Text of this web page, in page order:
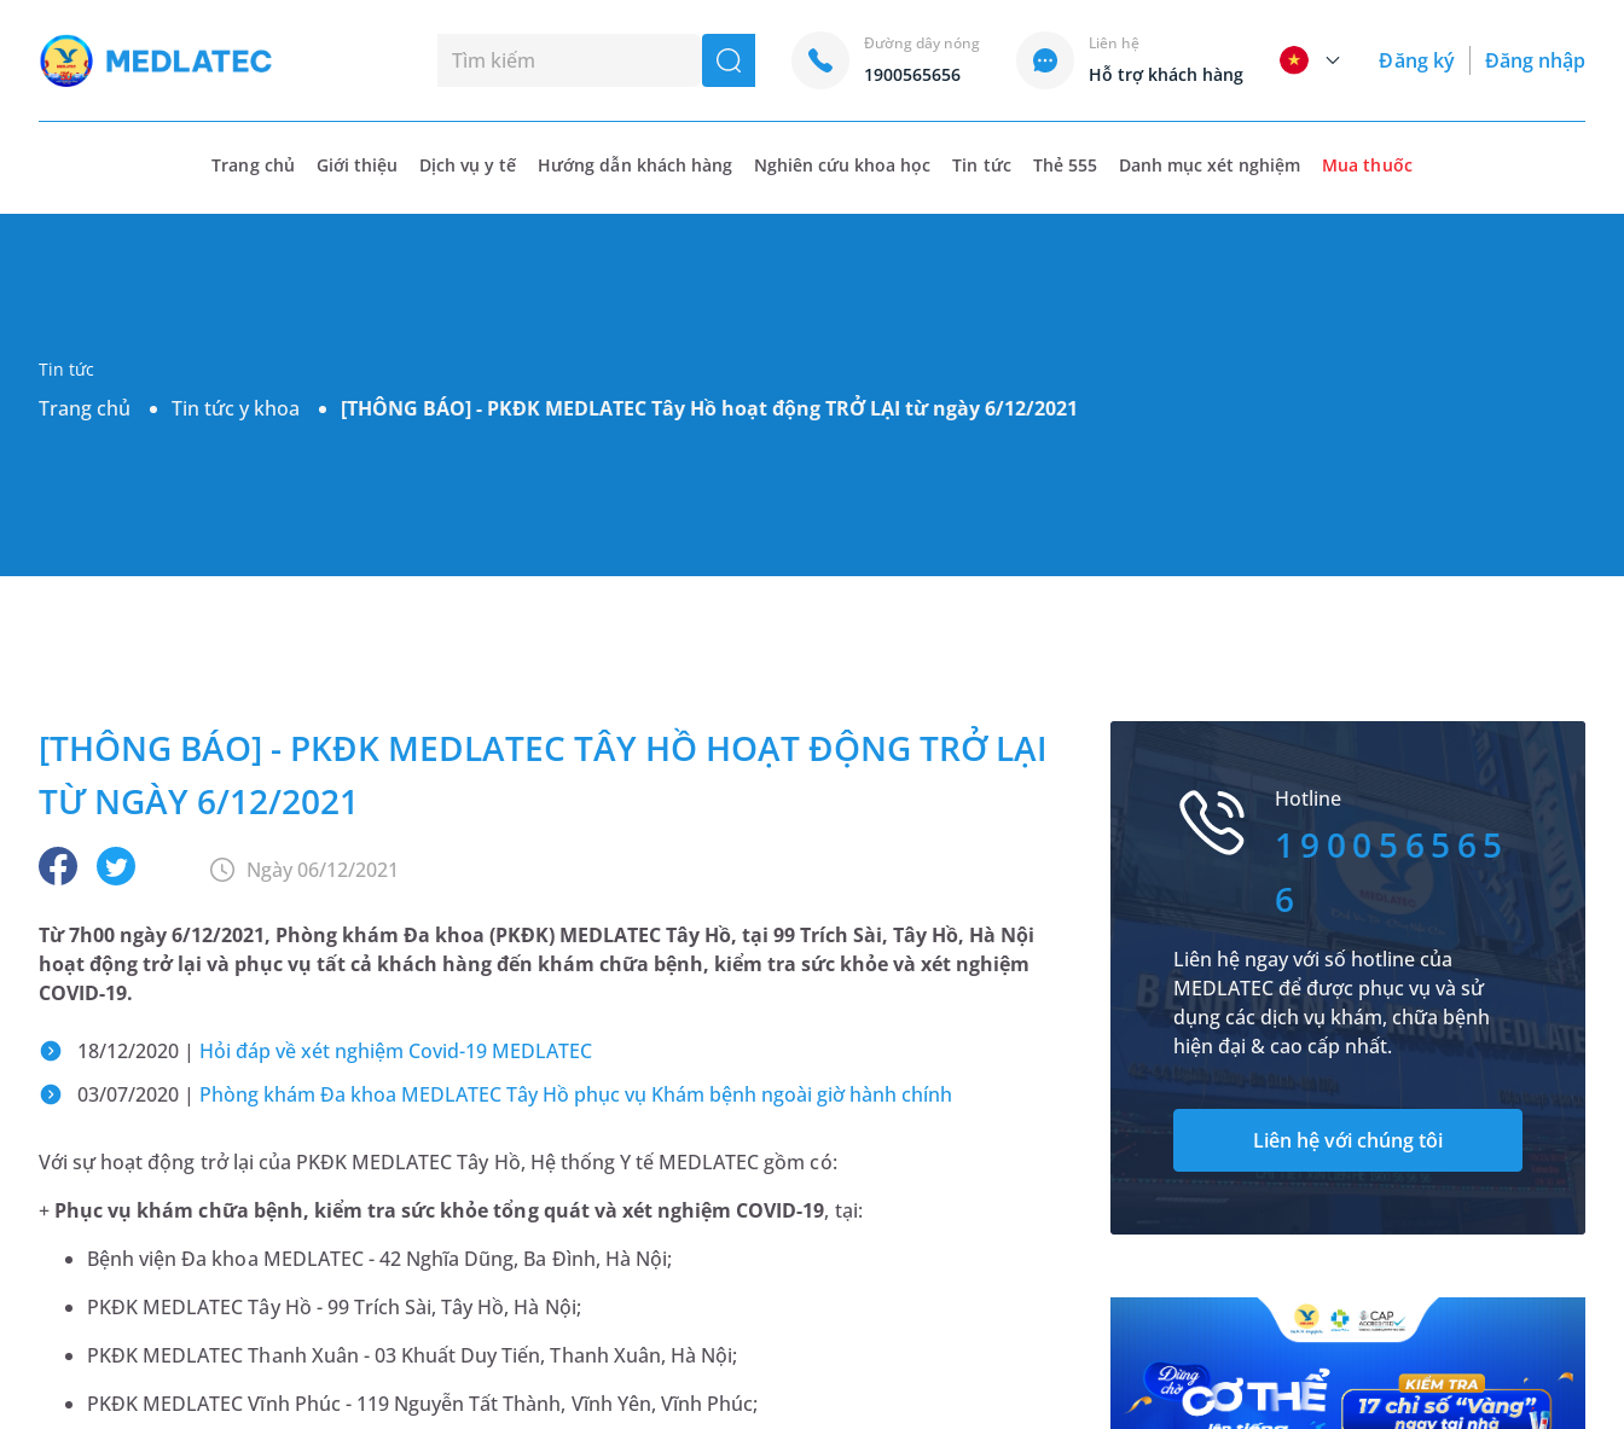
seach
Đường dây nóng
1900565656
Liên hệ
Hỗ trợ khách hàng
Đăng ký Đăng nhập
Trang chủ Giới thiệu Dịch vụ y tế Hướng dẫn khách hàng Nghiên cứu khoa học Tin tức Thẻ 555 Danh mục xét nghiệm Mua thuốc
Tin tức
Trang chủ Tin tức y khoa [THÔNG BÁO] - PKĐK MEDLATEC Tây Hồ hoạt động TRỞ LẠI từ ngày 6/12/2021
[THÔNG BÁO] - PKĐK MEDLATEC TÂY HỒ HOẠT ĐỘNG TRỞ LẠI
TỪ NGÀY 6/12/2021
Ngày 06/12/2021
Từ 7h00 ngày 6/12/2021, Phòng khám Đa khoa (PKĐK) MEDLATEC Tây Hồ, tại 99 Trích Sài, Tây Hồ, Hà Nội
hoạt động trở lại và phục vụ tất cả khách hàng đến khám chữa bệnh, kiểm tra sức khỏe và xét nghiệm
COVID-19.
18/12/2020 | Hỏi đáp về xét nghiệm Covid-19 MEDLATEC
03/07/2020 | Phòng khám Đa khoa MEDLATEC Tây Hồ phục vụ Khám bệnh ngoài giờ hành chính
Với sự hoạt động trở lại của PKĐK MEDLATEC Tây Hồ, Hệ thống Y tế MEDLATEC gồm có:
+ Phục vụ khám chữa bệnh, kiểm tra sức khỏe tổng quát và xét nghiệm COVID-19, tại:
Bệnh viện Đa khoa MEDLATEC - 42 Nghĩa Dũng, Ba Đình, Hà Nội;
PKĐK MEDLATEC Tây Hồ - 99 Trích Sài, Tây Hồ, Hà Nội;
PKĐK MEDLATEC Thanh Xuân - 03 Khuất Duy Tiến, Thanh Xuân, Hà Nội;
PKĐK MEDLATEC Vĩnh Phúc - 119 Nguyễn Tất Thành, Vĩnh Yên, Vĩnh Phúc;
Hotline
190056565
6
Liên hệ ngay với số hotline của
MEDLATEC để được phục vụ và sử
dụng các dịch vụ khám, chữa bệnh
hiện đại & cao cấp nhất.
Liên hệ với chúng tôi